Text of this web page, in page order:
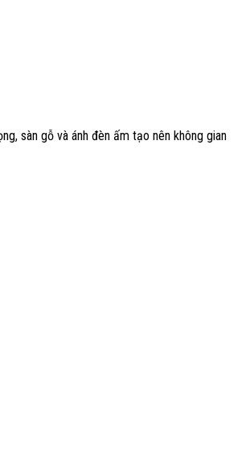
sàn gỗ và ánh đèn ấm tạo nên không gian